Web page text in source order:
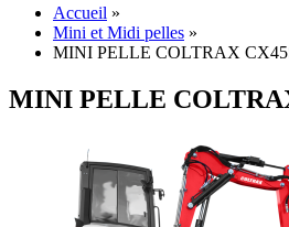
Accueil »
Mini et Midi pelles »
MINI PELLE COLTRAX
MINI PELLE